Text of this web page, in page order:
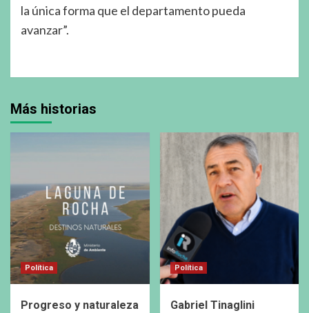
la única forma que el departamento pueda
avanzar”.
Más historias
Política
Progreso y naturaleza
Política
Gabriel Tinaglini